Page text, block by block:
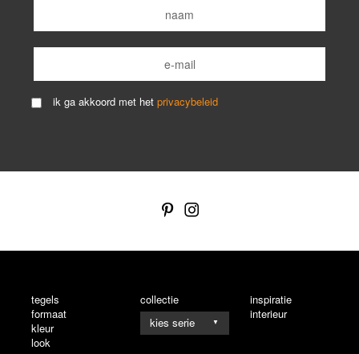
ik ga akkoord met het privacybeleid
tegels
formaat
kleur
look
collectie
▼
inspiratie
interieur